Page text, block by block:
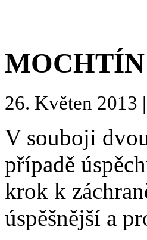
26. Květen 2013
V souboji
případě
krok k
úspěšnější a